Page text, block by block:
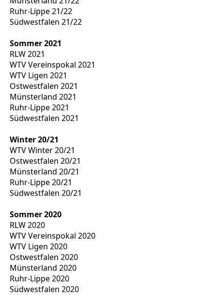
Ruhr-Lippe 21/22
Südwestfalen 21/22
Sommer 2021
RLW 2021
WTV Vereinspokal 2021
WTV Ligen 2021
Ostwestfalen 2021
Münsterland 2021
Ruhr-Lippe 2021
Südwestfalen 2021
Winter 20/21
WTV Winter 20/21
Ostwestfalen 20/21
Münsterland 20/21
Ruhr-Lippe 20/21
Südwestfalen 20/21
Sommer 2020
RLW 2020
WTV Vereinspokal 2020
WTV Ligen 2020
Ostwestfalen 2020
Münsterland 2020
Ruhr-Lippe 2020
Südwestfalen 2020